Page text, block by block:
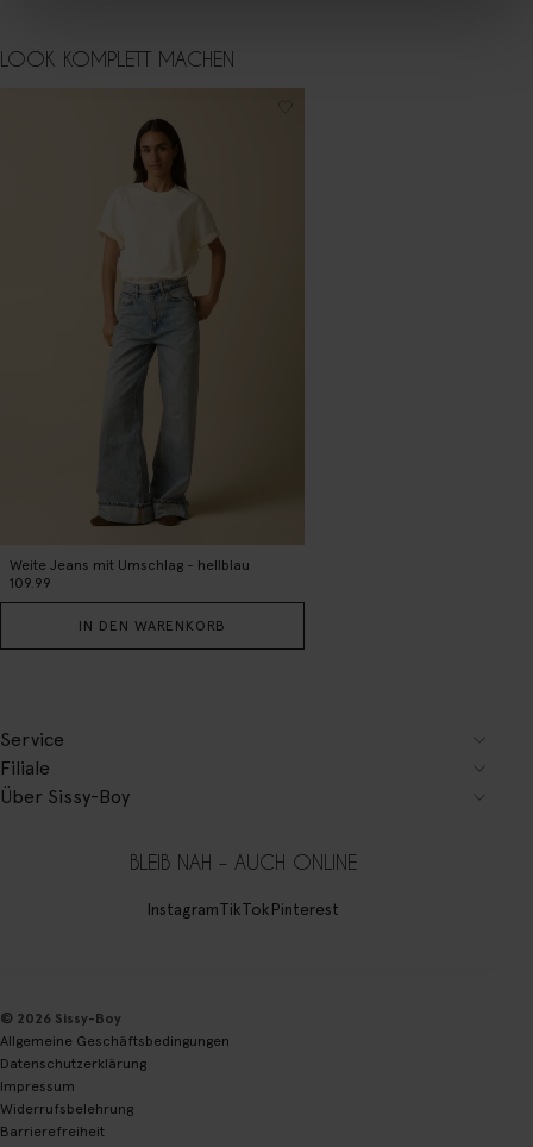
LOOK KOMPLETT MACHEN
Weite Jeans mit Umschlag - hellblau
109.99
IN DEN WARENKORB
Service
Filiale
Über Sissy-Boy
BLEIB NAH – AUCH ONLINE
InstagramTikTokPinterest
© 2026 Sissy-Boy
Allgemeine Geschäftsbedingungen
Datenschutzerklärung
Impressum
Widerrufsbelehrung
Barrierefreiheit